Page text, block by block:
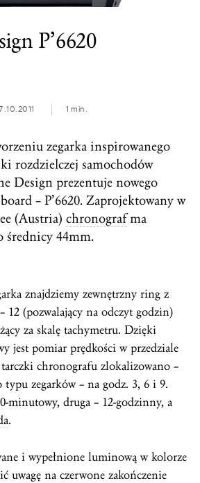
P’6620
1 min.
zegarka inspirowanego
rozdzielczej samochodów
Design prezentuje nowego
– P’6620. Zaprojektowany w
(Austria) chronografma
średnicy 44mm.
znajdziemy zewnętrzny ring z
12 (pozwalający na odczyt godzin)
za skalę tachymetru. Dzięki
jest pomiar prędkości w przedziale
chronografu zlokalizowano –
typu zegarków – na godz. 3, 6 i 9.
minutowy, druga – 12-godzinny, a
.
i wypełnione luminową w kolorze
uwagę na czerwone zakończenie